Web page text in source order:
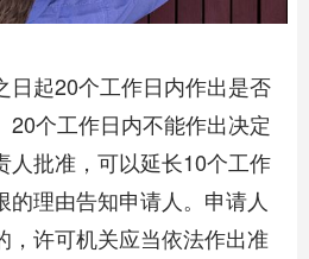
日起20个工作日内作出是否
20个工作日内不能作出决定
人批准，可以延长10个工作
的理由告知申请人。申请人
，许可机关应当依法作出准